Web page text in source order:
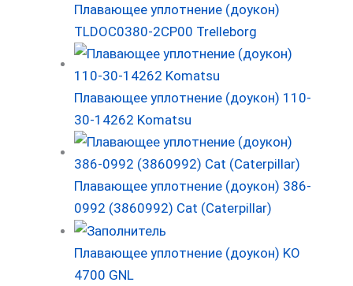
Плавающее уплотнение (доукон)
TLDOC0380-2CP00 Trelleborg
Плавающее уплотнение (доукон) 110-
30-14262 Komatsu
Плавающее уплотнение (доукон) 386-
0992 (3860992) Cat (Caterpillar)
Плавающее уплотнение (доукон) KO
4700 GNL